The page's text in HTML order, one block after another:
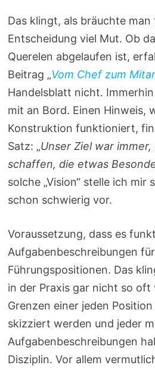
Das klingt, als bräuchte man
Entscheidung viel Mut. Ob
Querelen abgelaufen ist,
Beitrag „Vom Chef zum
Handelsblatt nicht.
mit an Bord. Einen Hinweis,
Konstruktion funktioniert,
Satz: „Unser Ziel war
schaffen, die etwas
solche „Vision“ stelle ich mir
schon schwierig vor.
Voraussetzung, dass es
Aufgabenbeschreibungen
Führungspositionen. Das
in der Praxis gar nicht so oft
Grenzen einer jeden
skizziert werden und jeder
Aufgabenbeschreibungen
Disziplin. Vor allem